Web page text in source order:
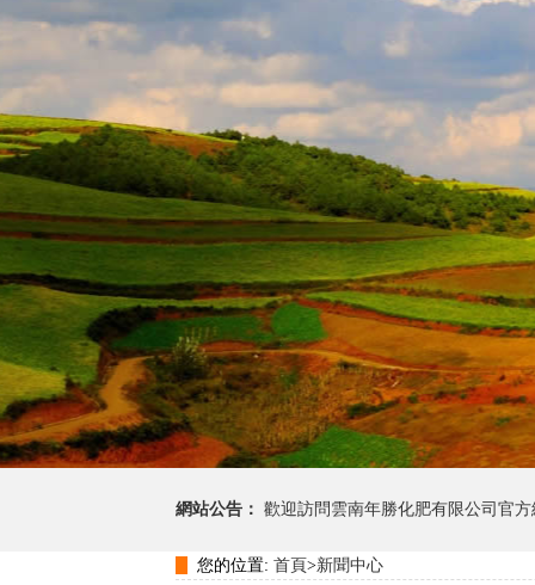
網站公告： 歡迎訪問雲南年勝化肥有限公司官方
您的位置: 首頁>新聞中心